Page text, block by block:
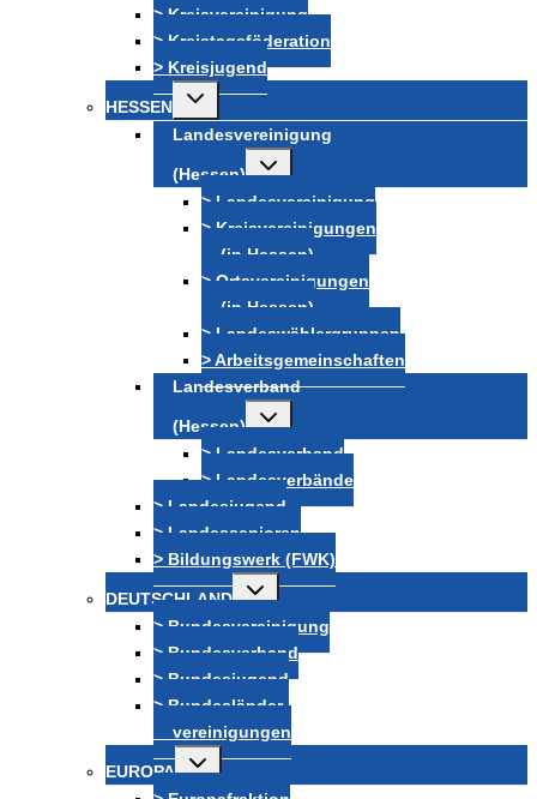
> Kreisvereinigung
> Kreistagsföderation
> Kreisjugend
HESSEN
Untermenü
Landesvereinigung
(Hessen)
Untermenü
umschalten
> Landesvereinigung
> Kreisvereinigungen
(in Hessen)
> Ortsvereinigungen
(in Hessen)
> Landeswählergruppen
> Arbeitsgemeinschaften
Landesverband
(Hessen)
Untermenü
umschalten
> Landesverband
> Landesverbände
> Landesjugend
> Landessenioren
> Bildungswerk (FWK)
DEUTSCHLAND
Untermenü
umschalten
> Bundesvereinigung
> Bundesverband
> Bundesjugend
> Bundesländer-
vereinigungen
EUROPA
Untermenü
umschalten